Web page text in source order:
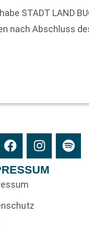
STADT LAND
nach Abschluss